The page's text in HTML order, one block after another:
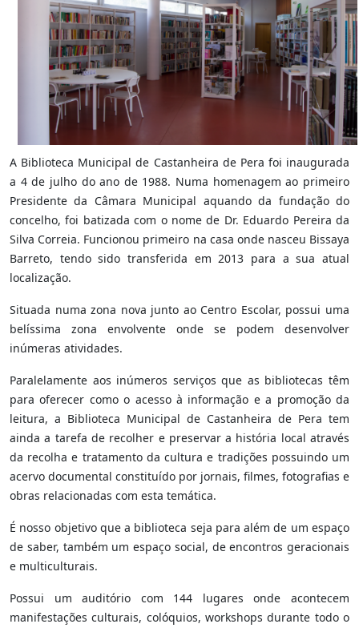
A Biblioteca Municipal de Castanheira de Pera foi inaugurada
a 4 de julho do ano de 1988. Numa homenagem ao primeiro
Presidente da Câmara Municipal aquando da fundação do
concelho, foi batizada com o nome de Dr. Eduardo Pereira da
Silva Correia. Funcionou primeiro na casa onde nasceu Bissaya
Barreto, tendo sido transferida em 2013 para a sua atual
localização.
Situada numa zona nova junto ao Centro Escolar, possui uma
belíssima zona envolvente onde se podem desenvolver
inúmeras atividades.
Paralelamente aos inúmeros serviços que as bibliotecas têm
para oferecer como o acesso à informação e a promoção da
leitura, a Biblioteca Municipal de Castanheira de Pera tem
ainda a tarefa de recolher e preservar a história local através
da recolha e tratamento da cultura e tradições possuindo um
acervo documental constituído por jornais, filmes, fotografias e
obras relacionadas com esta temática.
É nosso objetivo que a biblioteca seja para além de um espaço
de saber, também um espaço social, de encontros geracionais
e multiculturais.
Possui um auditório com 144 lugares onde acontecem
manifestações culturais, colóquios, workshops durante todo o